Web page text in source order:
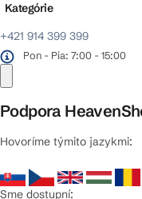
+421 914 399 399
Pon - Pia: 7:00 - 15:00
Podpora
Hovoríme týmito jazykmi:
Sme dostupní:
Kategórie